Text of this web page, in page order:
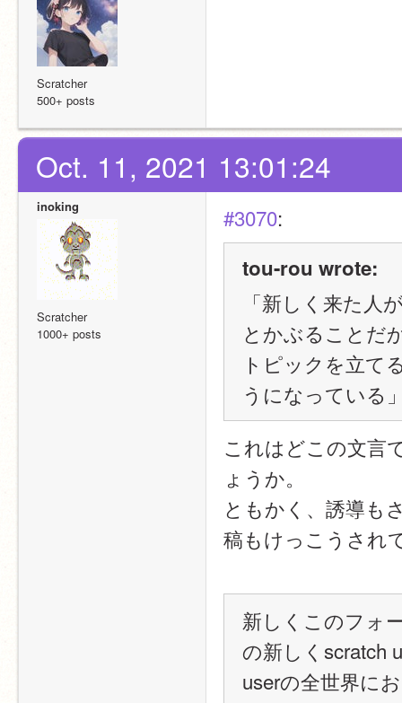
Scratcher
500+ posts
Oct. 11, 2021 13:01:24
inoking
Scratcher
1000+ posts
#3070:
tou-rou wrote:
「新しく来た
とかぶることだ
トピックを立て
うになっている
これはどこの文言
ょうか。
ともかく、誘導も
稿もけっこうされ
新しくこのフォ
の新しくscratch
userの全世界に